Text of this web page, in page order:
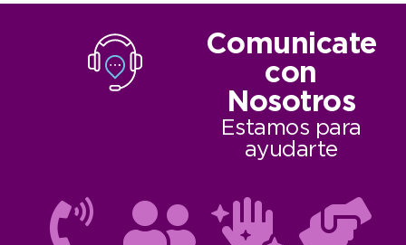
Comunicate
con
Nosotros
Estamos para
ayudarte